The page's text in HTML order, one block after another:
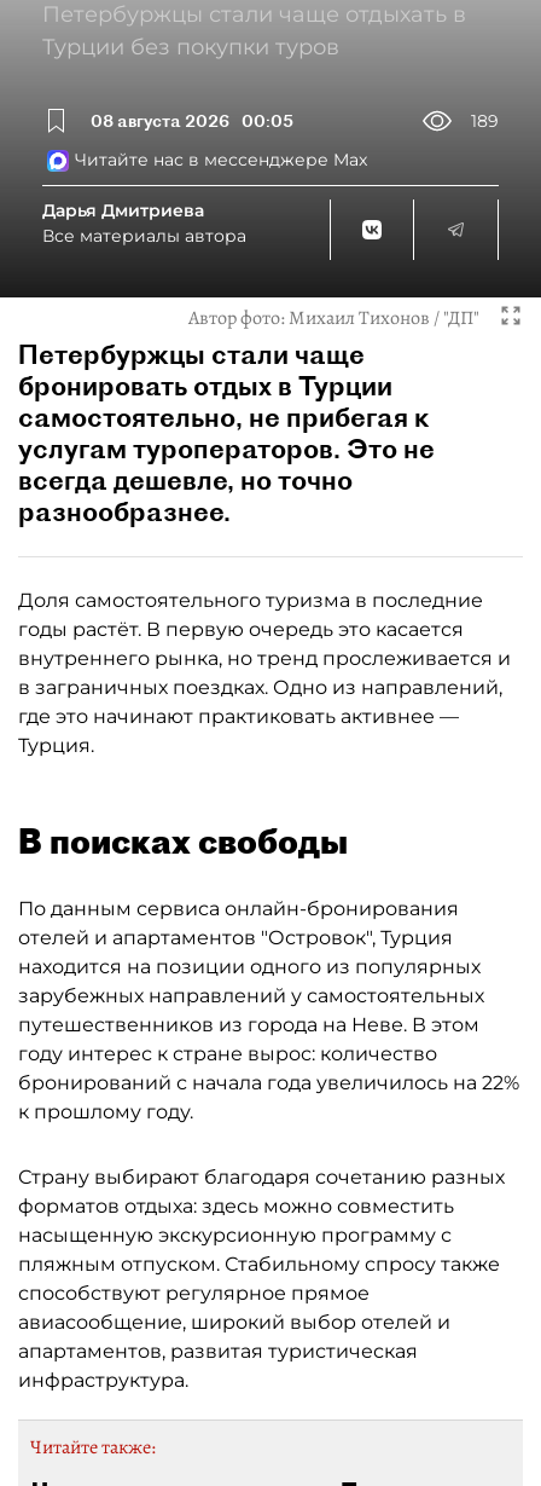
Петербуржцы стали чаще отдыхать в
Турции без покупки туров
08 августа 2026 00:05
189
Читайте нас в мессенджере Max
Дарья Дмитриева
Все материалы автора
Автор фото:Михаил Тихонов / "ДП"
Петербуржцы стали чаще
бронировать отдых в Турции
самостоятельно, не прибегая к
услугам туроператоров. Это не
всегда дешевле, но точно
разнообразнее.
Доля самостоятельного туризма в последние
годы растёт. В первую очередь это касается
внутреннего рынка, но тренд прослеживается и
в заграничных поездках. Одно из направлений,
где это начинают практиковать активнее —
Турция.
В поисках свободы
По данным сервиса онлайн-бронирования
отелей и апартаментов "Островок", Турция
находится на позиции одного из популярных
зарубежных направлений у самостоятельных
путешественников из города на Неве. В этом
году интерес к стране вырос: количество
бронирований с начала года увеличилось на 22%
к прошлому году.
Страну выбирают благодаря сочетанию разных
форматов отдыха: здесь можно совместить
насыщенную экскурсионную программу с
пляжным отпуском. Стабильному спросу также
способствуют регулярное прямое
авиасообщение, широкий выбор отелей и
апартаментов, развитая туристическая
инфраструктура.
Читайте также: